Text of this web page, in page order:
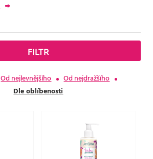
FILTR
Od nejlevnějšího
Od nejdražšího
Dle oblíbenosti